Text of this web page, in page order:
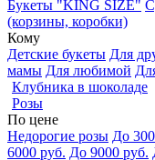
Букеты "KING SIZE"
(корзины, коробки)
Кому
Детские букеты Для
мамы Для любимой
Клубника в шоколаде
Розы
По цене
Недорогие розы До
6000 руб. До 9000 руб.